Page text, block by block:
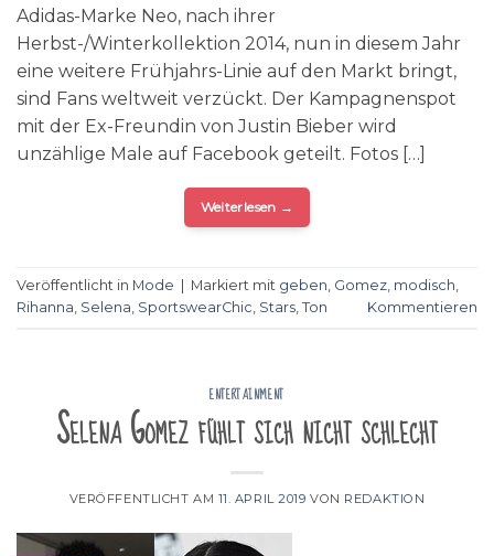
Adidas-Marke Neo, nach ihrer
Herbst-/Winterkollektion 2014, nun in diesem Jahr
eine weitere Frühjahrs-Linie auf den Markt bringt,
sind Fans weltweit verzückt. Der Kampagnenspot
mit der Ex-Freundin von Justin Bieber wird
unzählige Male auf Facebook geteilt. Fotos […]
Weiterlesen →
Veröffentlicht in Mode Markiert mit geben, Gomez, modisch,
Rihanna, Selena, SportswearChic, Stars, Ton Kommentieren
ENTERTAINMENT
Selena Gomez fühlt sich nicht schlecht
VERÖFFENTLICHT AM 11. APRIL 2019 VON REDAKTION